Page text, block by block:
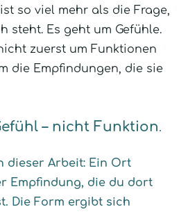
so viel mehr als die Frage,
steht. Es geht um Gefühle.
zuerst um Funktionen
die Empfindungen, die sie
– nicht Funktion.
dieser Arbeit: Ein Ort
Empfindung, die du dort
Die Form ergibt sich